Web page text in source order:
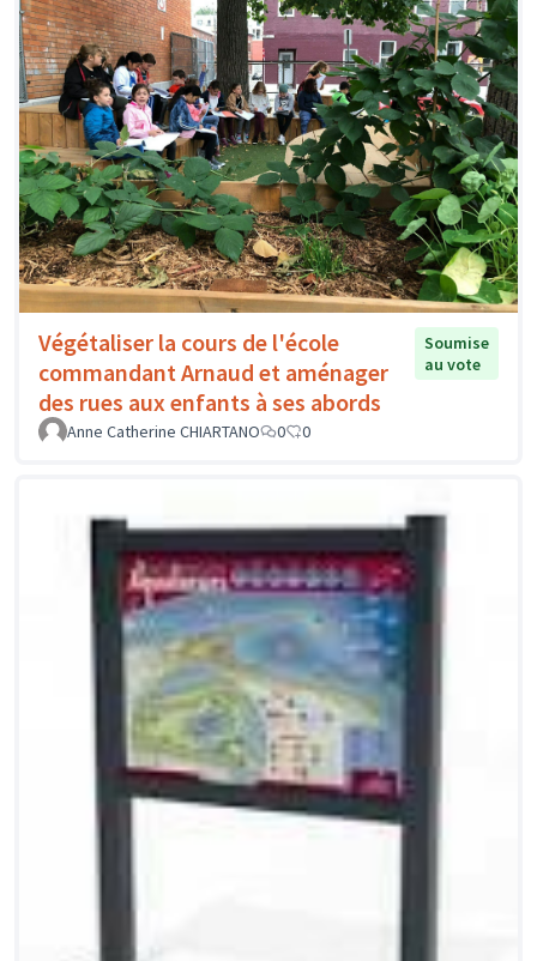
Végétaliser la cours de l'école
commandant Arnaud et aménager
des rues aux enfants à ses abords
Soumise
au vote
Anne Catherine CHIARTANO 0 0